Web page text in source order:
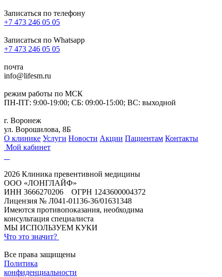
Записаться по телефону
+7 473 246 05 05
Записаться по Whatsapp
+7 473 246 05 05
почта
info@lifesm.ru
режим работы по МСК
ПН-ПТ: 9:00-19:00; СБ: 09:00-15:00; ВС: выходной
г. Воронеж
ул. Ворошилова, 8Б
О клинике Услуги Новости Акции Пациентам Контакты
Мой кабинет
2026 Клиника превентивной медицины
ООО «ЛОНГЛАЙФ»
ИНН 3666270206 ОГРН 1243600004372
Лицензия № Л041-01136-36/01631348
Имеются противопоказания, необходима
консультация специалиста
МЫ ИСПОЛЬЗУЕМ КУКИ
Что это значит?
Все права защищены
Политика
конфиденциальности